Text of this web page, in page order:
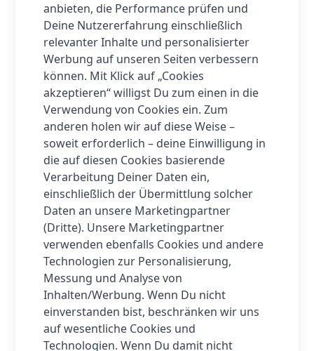
anbieten, die Performance prüfen und
Deine Nutzererfahrung einschließlich
relevanter Inhalte und personalisierter
Werbung auf unseren Seiten verbessern
können. Mit Klick auf „Cookies
akzeptieren“ willigst Du zum einen in die
Verwendung von Cookies ein. Zum
anderen holen wir auf diese Weise –
soweit erforderlich – deine Einwilligung in
die auf diesen Cookies basierende
Verarbeitung Deiner Daten ein,
einschließlich der Übermittlung solcher
Daten an unsere Marketingpartner
(Dritte). Unsere Marketingpartner
verwenden ebenfalls Cookies und andere
Technologien zur Personalisierung,
Messung und Analyse von
Inhalten/Werbung. Wenn Du nicht
einverstanden bist, beschränken wir uns
auf wesentliche Cookies und
Technologien. Wenn Du damit nicht